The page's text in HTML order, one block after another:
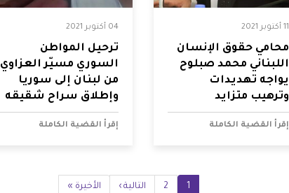
11 أكتوبر 2021
محامي حقوق الإنسان
اللبناني محمد صبلوح
يواجه تهديدات
وترهيب متزايد
إقرأ القضية الكاملة
04 أكتوبر 2021
ترحيل المواطن
السوري مسيّر العزاوي
من لبنان إلى سوريا
وإطلاق سراح شقيقه
إقرأ القضية الكاملة
Current1 الصفحة
2
Next
التالية ›
Last
الأخيرة »